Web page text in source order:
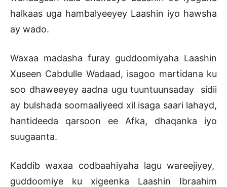
halkaas uga hambalyeeyey Laashin iyo hawsha
ay wado.
Waxaa madasha furay guddoomiyaha Laashin
Xuseen Cabdulle Wadaad, isagoo martidana ku
soo dhaweeyey aadna ugu tuuntuunsaday sidii
ay bulshada soomaaliyeed xil isaga saari lahayd,
hantideeda qarsoon ee Afka, dhaqanka iyo
suugaanta.
Kaddib waxaa codbaahiyaha lagu wareejiyey,
guddoomiye ku xigeenka Laashin Ibraahim